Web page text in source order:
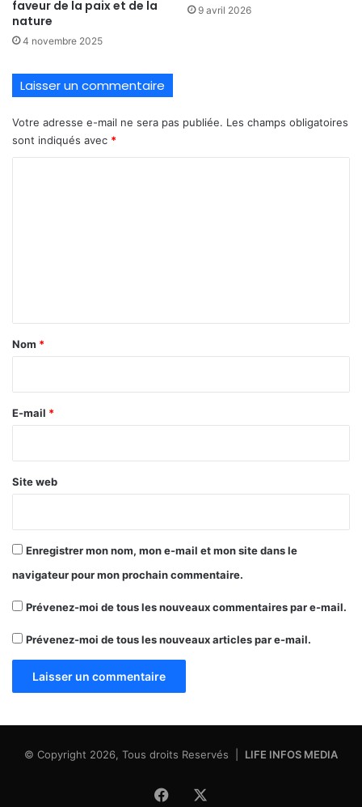
faveur de la paix et de la
nature
4 novembre 2025
9 avril 2026
Laisser un commentaire
Votre adresse e-mail ne sera pas publiée. Les champs obligatoires
sont indiqués avec *
a
e
Nom *
E-mail *
Site web
Enregistrer mon nom, mon e-mail et mon site dans le
navigateur pour mon prochain commentaire.
Prévenez-moi de tous les nouveaux commentaires par e-mail.
Prévenez-moi de tous les nouveaux articles par e-mail.
© Copyright 2026, Tous droits Reservés | LIFE INFOS MEDIA
Facebook